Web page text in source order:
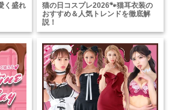
く盛れ
猫の日コスプレ2026🐾猫耳衣装の
おすすめ＆人気トレンドを徹底解
説！